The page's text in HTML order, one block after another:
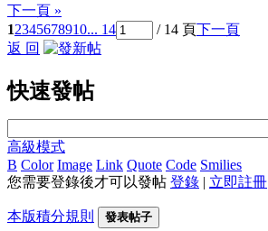
下一頁 »
12345678910... 14 / 14 頁下一頁
返 回
快速發帖
高級模式
B Color Image Link Quote Code Smilies
您需要登錄後才可以發帖 登錄 | 立即註冊
本版積分規則 發表帖子